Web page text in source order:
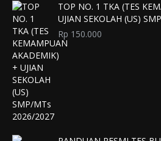
TOP NO. 1 TKA (TES
UJIAN SEKOLAH (US)
Rp 150.000